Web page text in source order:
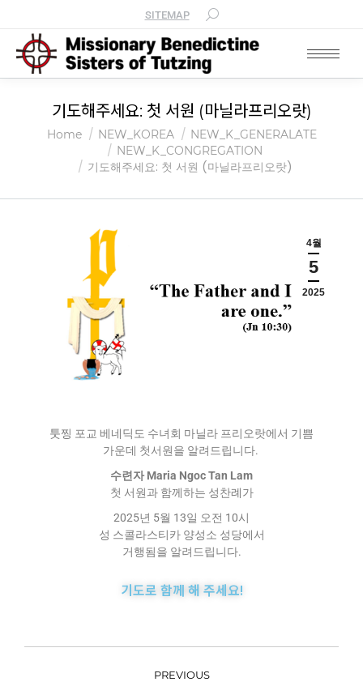
SITEMAP
기도해주세요: 첫 서원 (마닐라프리오랏)
You are here:
Home NEW_KOREA
NEW_K_GENERALATE
NEW_K_CONGREGATION
기도해주세요: 첫 서원 (마닐라프리오랏)
4월
5
2025
툿찡 포교 베네딕도 수녀회 마닐라 프리오랏에서 기쁨
가운데 첫서원을 알려드립니다.
수련자 Maria Ngoc Tan Lam
첫 서원과 함께하는 성찬례가
2025년 5월 13일 오전 10시
성 스콜라스티카 양성소 성당에서
거행됨을 알려드립니다.
기도로 함께 해 주세요!
PREVIOUS